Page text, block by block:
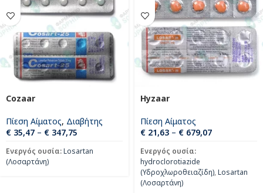
Cozaar
Πίεση Αίματος, Διαβήτης
€ 35,47 – € 347,75
Ενεργός ουσία:Losartan
(Λοσαρτάνη)
Hyzaar
Πίεση Αίματος
€ 21,63 – € 679,07
Ενεργός ουσία:
hydroclorotiazide
(Υδροχλωροθειαζίδη),Losartan
(Λοσαρτάνη)